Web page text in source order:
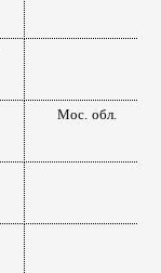
Мос. обл.